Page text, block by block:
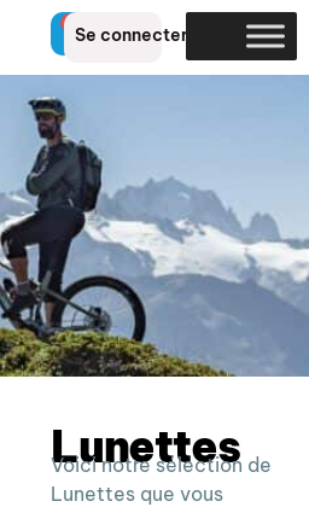
Se connecter
Lunettes
Voici notre sélection de
Lunettes que vous